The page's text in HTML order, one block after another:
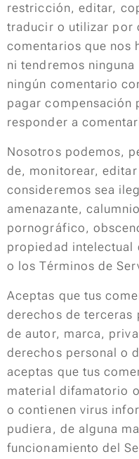
restricción, editar,
traducir o utilizar por
comentarios que nos
ni tendremos
ningún comentario
pagar compensación
responder a
Nosotros podemos,
de, monitorear,
consideremos sea
amenazante,
pornográfico,
propiedad intelectual
o los Términos de
Aceptas que tus
derechos de terceras
de autor, marca,
derechos personal o
aceptas que tus
material difamatorio
o contienen virus
pudiera, de alguna
funcionamiento del